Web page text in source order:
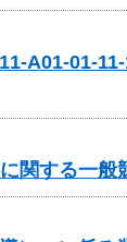
A01-01-
関する一般